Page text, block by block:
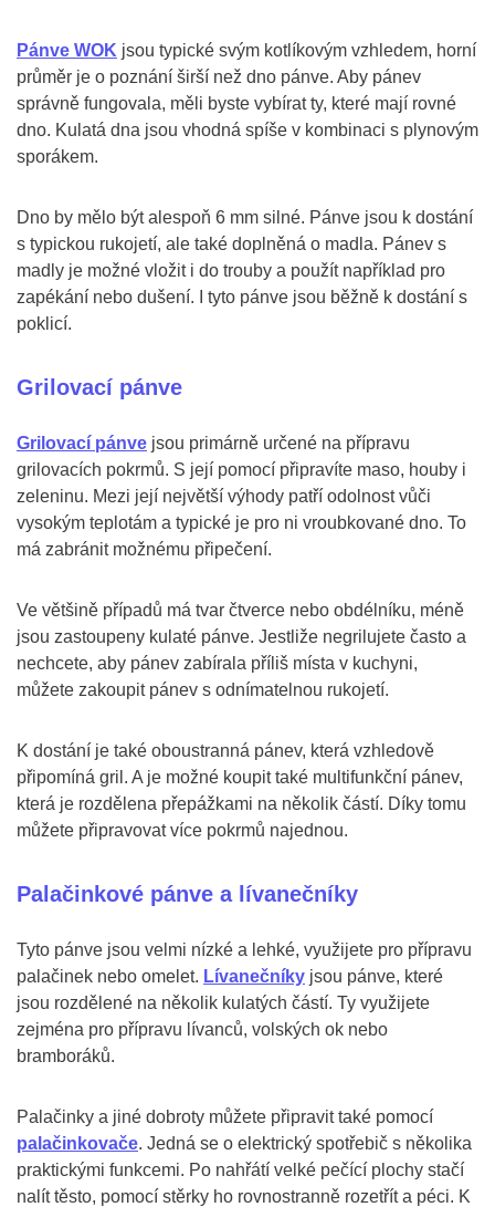
Pánve WOK jsou typické svým kotlíkovým vzhledem, horní
průměr je o poznání širší než dno pánve. Aby pánev
správně fungovala, měli byste vybírat ty, které mají rovné
dno. Kulatá dna jsou vhodná spíše v kombinaci s plynovým
sporákem.
Dno by mělo být alespoň 6 mm silné. Pánve jsou k dostání
s typickou rukojetí, ale také doplněná o madla. Pánev s
madly je možné vložit i do trouby a použít například pro
zapékání nebo dušení. I tyto pánve jsou běžně k dostání s
poklicí.
Grilovací pánve
Grilovací pánve jsou primárně určené na přípravu
grilovacích pokrmů. S její pomocí připravíte maso, houby i
zeleninu. Mezi její největší výhody patří odolnost vůči
vysokým teplotám a typické je pro ni vroubkované dno. To
má zabránit možnému připečení.
Ve většině případů má tvar čtverce nebo obdélníku, méně
jsou zastoupeny kulaté pánve. Jestliže negrilujete často a
nechcete, aby pánev zabírala příliš místa v kuchyni,
můžete zakoupit pánev s odnímatelnou rukojetí.
K dostání je také oboustranná pánev, která vzhledově
připomíná gril. A je možné koupit také multifunkční pánev,
která je rozdělena přepážkami na několik částí. Díky tomu
můžete připravovat více pokrmů najednou.
Palačinkové pánve a lívanečníky
Tyto pánve jsou velmi nízké a lehké, využijete pro přípravu
palačinek nebo omelet. Lívanečníky jsou pánve, které
jsou rozdělené na několik kulatých částí. Ty využijete
zejména pro přípravu lívanců, volských ok nebo
bramboráků.
Palačinky a jiné dobroty můžete připravit také pomocí
palačinkovače. Jedná se o elektrický spotřebič s několika
praktickými funkcemi. Po nahřátí velké pečící plochy stačí
nalít těsto, pomocí stěrky ho rovnostranně rozetřít a péci. K